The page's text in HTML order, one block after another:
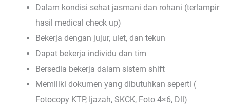
Dalam kondisi sehat jasmani dan rohani (terlampir
hasil medical check up)
Bekerja dengan jujur, ulet, dan tekun
Dapat bekerja individu dan tim
Bersedia bekerja dalam sistem shift
Memiliki dokumen yang dibutuhkan seperti (
Fotocopy KTP, Ijazah, SKCK, Foto 4×6, Dll)